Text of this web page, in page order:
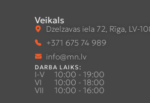
Veikals
Dzelzavas iela 72, Rīga, LV-
+371 675 74 989
info@mn.lv
DARBA LAIKS:
I-V
10:00 - 19:00
VI
10:00 - 18:00
VII
10:00 - 16:00